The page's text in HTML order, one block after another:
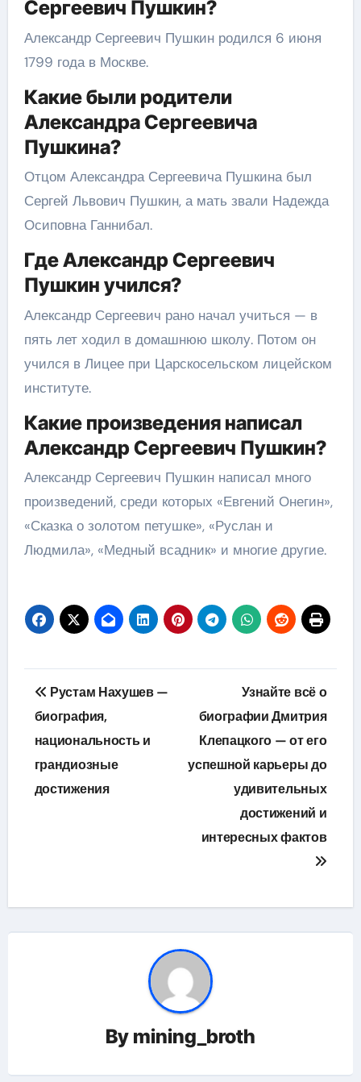
Сергеевич Пушкин?
Александр Сергеевич Пушкин родился 6 июня
1799 года в Москве.
Какие были родители
Александра Сергеевича
Пушкина?
Отцом Александра Сергеевича Пушкина был
Сергей Львович Пушкин, а мать звали Надежда
Осиповна Ганнибал.
Где Александр Сергеевич
Пушкин учился?
Александр Сергеевич рано начал учиться — в
пять лет ходил в домашнюю школу. Потом он
учился в Лицее при Царскосельском лицейском
институте.
Какие произведения написал
Александр Сергеевич Пушкин?
Александр Сергеевич Пушкин написал много
произведений, среди которых «Евгений Онегин»,
«Сказка о золотом петушке», «Руслан и
Людмила», «Медный всадник» и многие другие.
Навигация
по
записям
Рустам Нахушев —
биография,
национальность и
грандиозные
достижения
Узнайте всё о
биографии Дмитрия
Клепацкого — от его
успешной карьеры до
удивительных
достижений и
интересных фактов
By mining_broth